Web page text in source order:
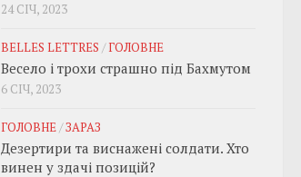
24 СІЧ, 2023
BELLES LETTRES /ГОЛОВНЕ
Весело і трохи страшно під Бахмутом
6 СІЧ, 2023
ГОЛОВНЕ/ЗАРАЗ
Дезертири та виснажені солдати. Хто
винен у здачі позицій?